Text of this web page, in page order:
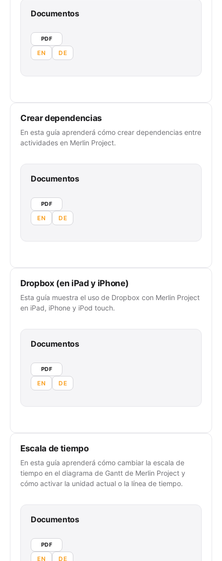
Documentos
PDF
EN DE
Crear dependencias
En esta guía aprenderá cómo crear dependencias entre
actividades en Merlin Project.
Documentos
PDF
EN DE
Dropbox (en iPad y iPhone)
Esta guía muestra el uso de Dropbox con Merlin Project
en iPad, iPhone y iPod touch.
Documentos
PDF
EN DE
Escala de tiempo
En esta guía aprenderá cómo cambiar la escala de
tiempo en el diagrama de Gantt de Merlin Project y
cómo activar la unidad actual o la línea de tiempo.
Documentos
PDF
EN DE